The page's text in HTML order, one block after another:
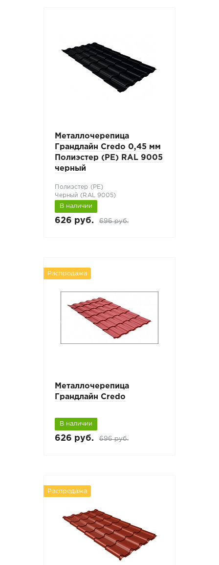
Металлочерепица
Грандлайн Credo 0,45 мм
Полиэстер (PE) RAL 9005
черный
Полиэстер (РЕ)
Черный (RAL 9005)
В наличии
626 руб. 696 руб.
Распродажа
Металлочерепица
Грандлайн Credo
В наличии
626 руб. 696 руб.
Распродажа